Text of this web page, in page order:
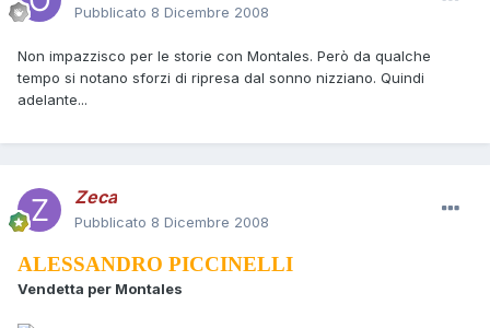
Pubblicato 8 Dicembre 2008
Non impazzisco per le storie con Montales. Però da qualche
tempo si notano sforzi di ripresa dal sonno nizziano. Quindi
adelante...
Zeca
Pubblicato 8 Dicembre 2008
ALESSANDRO PICCINELLI
Vendetta per Montales